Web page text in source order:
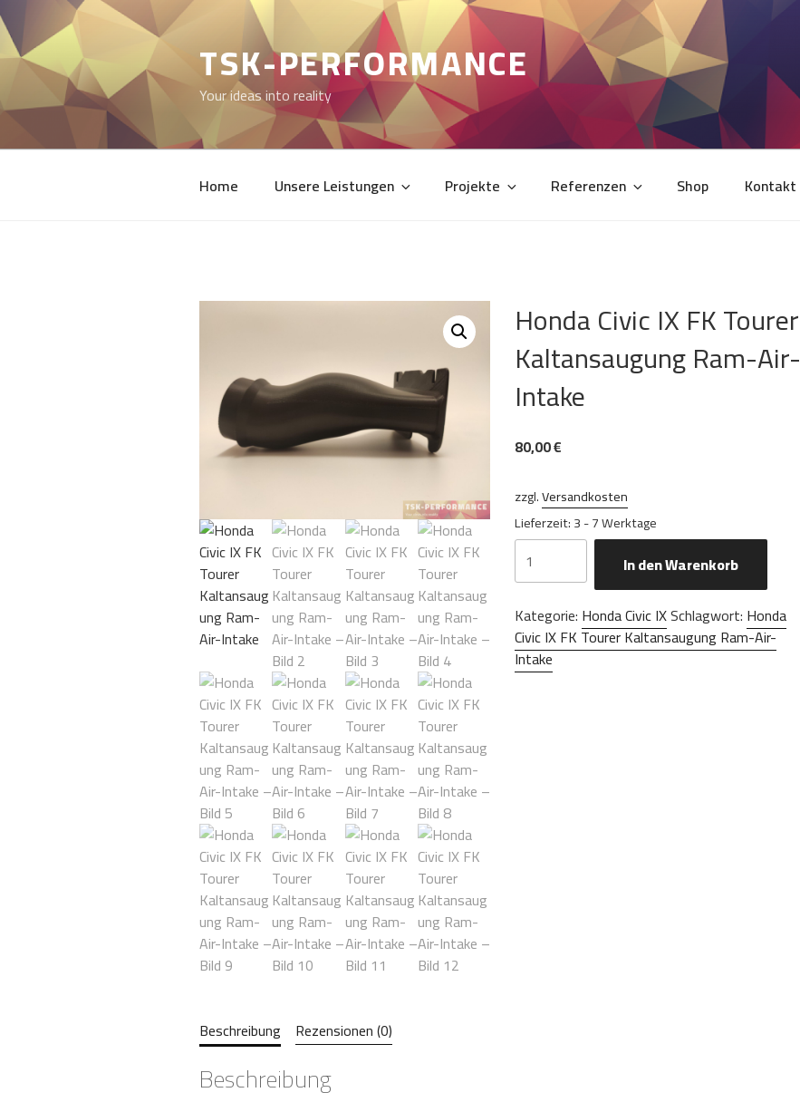
Zum
Inhalt
springen
TSK-PERFORMANCE
Your ideas into reality
Home Unsere Leistungen Projekte Referenzen Shop Kontakt
Honda Civic IX FK Tourer
Kaltansaugung Ram-Air-
Intake
80,00€
zzgl.Versandkosten
Lieferzeit:3 - 7 Werktage
Honda
Civic
FK
Tourer
Kaltansaugung
Ram-
In den Warenkorb
Kategorie: Honda Civic IXSchlagwort: Honda
Civic IX FK Tourer Kaltansaugung Ram-Air-
Intake
Beschreibung Rezensionen (0)
Beschreibung